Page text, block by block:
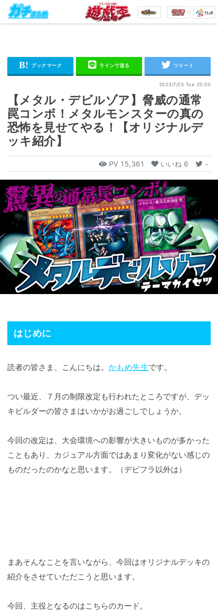
2023/7/25 Tue 20:00
【メタル・デビルゾア】脅威の通常
罠コンボ！メタルモンスターの真の
恐怖を見せてやる！【オリジナルデ
ッキ紹介】
PV 15,361 いいね 6 -
はじめに
読者の皆さま、こんにちは。 かもめ先生です。
つい最近、７月の制限改定も行われたところですが、デッ
キビルダーの皆さまはいかがお過ごしでしょうか。
今回の改定は、大会環境への影響が大きいものが多かった
こともあり、カジュアル方面ではあまり変化がない感じの
ものだったのかなと思います。（デビフラ以外は）
まあそんなことを言いながら、今回はオリジナルデッキの
紹介をさせていただこうと思います。
今回、主役となるのはこちらのカード。